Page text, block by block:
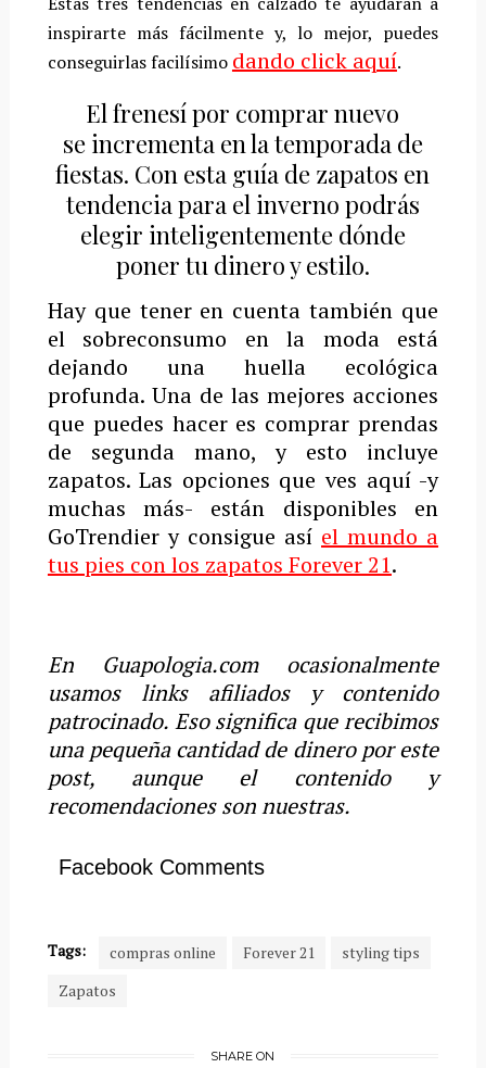
inspirarte más fácilmente y, lo mejor, puedes
conseguirlas facilísimo dando click aquí.
El frenesí por comprar nuevo
se incrementa en la temporada de
fiestas. Con esta guía de zapatos en
tendencia para el inverno podrás
elegir inteligentemente dónde
poner tu dinero y estilo.
Hay que tener en cuenta también que
el sobreconsumo en la moda está
dejando una huella ecológica
profunda. Una de las mejores acciones
que puedes hacer es comprar prendas
de segunda mano, y esto incluye
zapatos. Las opciones que ves aquí -y
muchas más- están disponibles en
GoTrendier y consigue así el mundo a
tus pies con los zapatos Forever 21.
En Guapologia.com ocasionalmente
usamos links afiliados y contenido
patrocinado. Eso significa que recibimos
una pequeña cantidad de dinero por este
post, aunque el contenido y
recomendaciones son nuestras.
Facebook Comments
Tags: compras online Forever 21
styling tips
Zapatos
SHARE ON